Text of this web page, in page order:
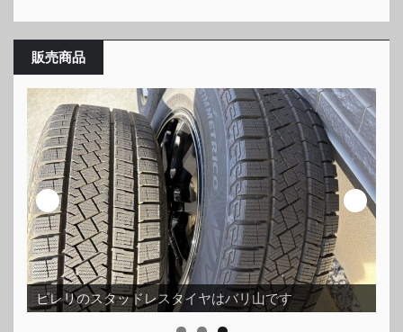
販売商品
ピレリのスタッドレスタイヤはバリ山です